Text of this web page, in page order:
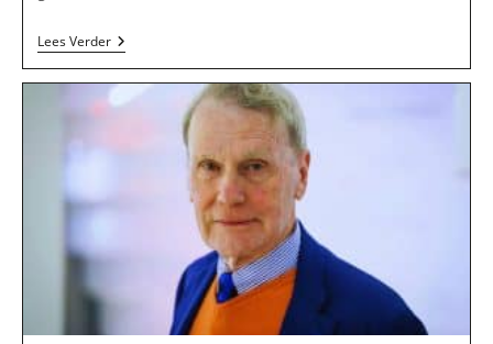
Lees VerderMotivatiebrief
Schrijven:
Voorbeeld,
Tips
En